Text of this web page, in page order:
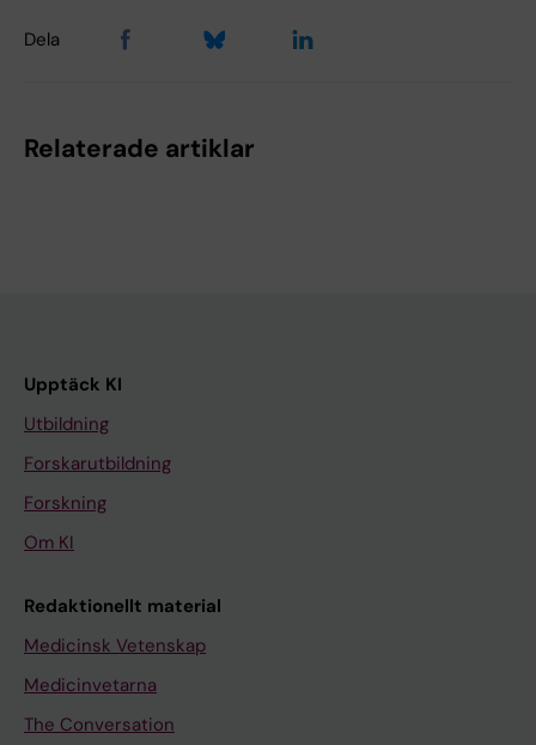
Dela
Relaterade artiklar
Upptäck KI
Utbildning
Forskarutbildning
Forskning
Om KI
Redaktionellt material
Medicinsk Vetenskap
Medicinvetarna
The Conversation